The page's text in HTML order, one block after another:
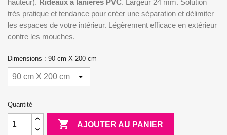
(36 avis)
très pratique et tendance pour créer une séparation et délimiter
les espaces de votre intérieur. Légèrement efficace en extérieur
contre les mouches.
Dimensions : 90 cm X 200 cm
Quantité
 AJOUTER AU PANIER